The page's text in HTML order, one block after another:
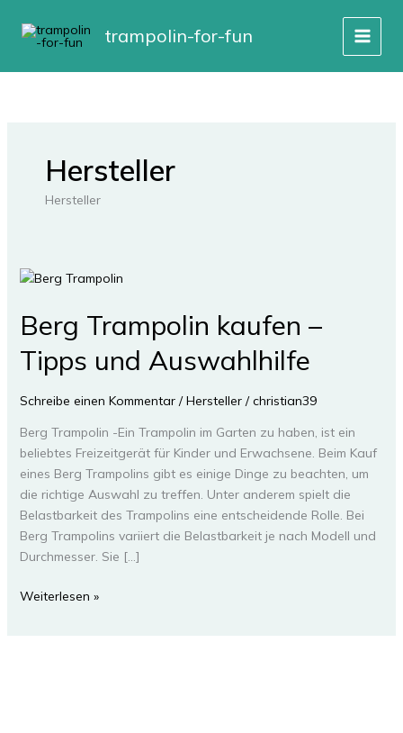
Inhalt
springen
trampolin-for-fun
Hersteller
Hersteller
Berg Trampolin kaufen –
Tipps und Auswahlhilfe
Schreibe einen Kommentar /Hersteller/christian39
Berg Trampolin -Ein Trampolin im Garten zu haben, ist ein
beliebtes Freizeitgerät für Kinder und Erwachsene. Beim Kauf
eines Berg Trampolins gibt es einige Dinge zu beachten, um
die richtige Auswahl zu treffen. Unter anderem spielt die
Belastbarkeit des Trampolins eine entscheidende Rolle. Bei
Berg Trampolins variiert die Belastbarkeit je nach Modell und
Durchmesser. Sie […]
Berg
Weiterlesen »